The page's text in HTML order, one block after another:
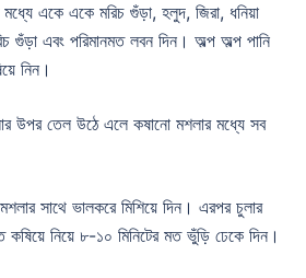
একে একে মরিচ গুঁড়া, হলুদ, জিরা, ধনিয়া
গুঁড়া এবং পরিমানমত লবন দিন। অল্প অল্প পানি
নিন।
উপর তেল উঠে এলে কষানো মশলার মধ্যে সব
সাথে ভালকরে মিশিয়ে দিন। এরপর চুলার
কষিয়ে নিয়ে ৮-১০ মিনিটের মত ভুঁড়ি ঢেকে দিন।